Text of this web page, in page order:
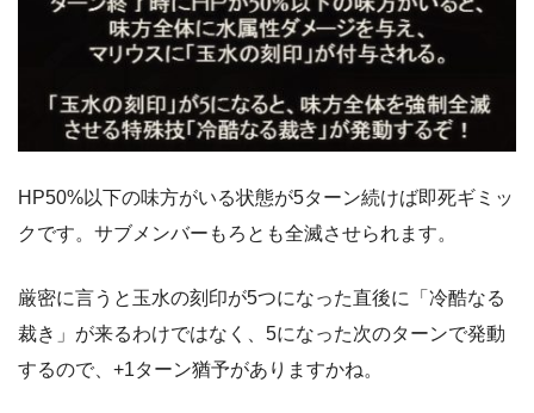
HP50%以下の味方がいる状態が5ターン続けば即死ギミッ
クです。サブメンバーもろとも全滅させられます。
厳密に言うと玉水の刻印が5つになった直後に「冷酷なる
裁き」が来るわけではなく、5になった次のターンで発動
するので、+1ターン猶予がありますかね。